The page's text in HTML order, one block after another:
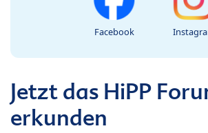
Facebook
Jetzt das HiPP
erkunden